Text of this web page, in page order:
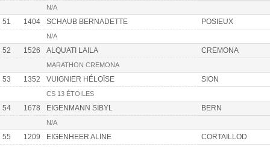
N/A
51 1404 SCHAUB BERNADETTE POSIEUX
N/A
52 1526 ALQUATI LAILA CREMONA
MARATHON CREMONA
53 1352 VUIGNIER HÉLOÏSE SION
CS 13 ÉTOILES
54 1678 EIGENMANN SIBYL BERN
N/A
55 1209 EIGENHEER ALINE CORTAILLOD